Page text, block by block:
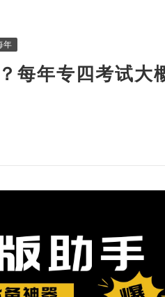
年
每年专四考试大